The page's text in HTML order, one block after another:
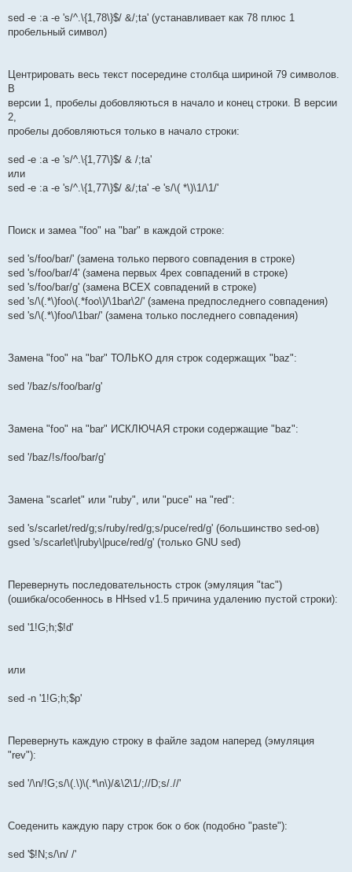
sed -e :a -e 's/^.\{1,78\}$/ &/;ta' (устанавливает как 78 плюс 1
пробельный символ)
Центрировать весь текст посередине столбца шириной 79 символов.
В
версии 1, пробелы добовляються в начало и конец строки. В версии
2,
пробелы добовляються только в начало строки:
sed -e :a -e 's/^.\{1,77\}$/ & /;ta'
или
sed -e :a -e 's/^.\{1,77\}$/ &/;ta' -e 's/\( *\)\1/\1/'
Поиск и замеа "foo" на "bar" в каждой строке:
sed 's/foo/bar/' (замена только первого совпадения в строке)
sed 's/foo/bar/4' (замена первых 4рех совпадений в строке)
sed 's/foo/bar/g' (замена ВСЕХ совпадений в строке)
sed 's/\(.*\)foo\(.*foo\)/\1bar\2/' (замена предпоследнего совпадения)
sed 's/\(.*\)foo/\1bar/' (замена только последнего совпадения)
Замена "foo" на "bar" ТОЛЬКО для строк содержащих "baz":
sed '/baz/s/foo/bar/g'
Замена "foo" на "bar" ИСКЛЮЧАЯ строки содержащие "baz":
sed '/baz/!s/foo/bar/g'
Замена "scarlet" или "ruby", или "puce" на "red":
sed 's/scarlet/red/g;s/ruby/red/g;s/puce/red/g' (большинство sed-ов)
gsed 's/scarlet\|ruby\|puce/red/g' (только GNU sed)
Перевернуть последовательность строк (эмуляция "tac")
(ошибка/особеннось в HHsed v1.5 причина удалению пустой строки):
sed '1!G;h;$!d'
или
sed -n '1!G;h;$p'
Перевернуть каждую строку в файле задом наперед (эмуляция
"rev"):
sed '/\n/!G;s/\(.\)\(.*\n\)/&\2\1/;//D;s/.//'
Соеденить каждую пару строк бок о бок (подобно "paste"):
sed '$!N;s/\n/ /'